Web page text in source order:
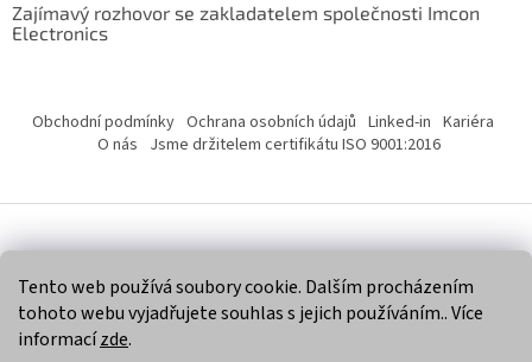
Tento web používá soubory cookie. Dalším procházením
tohoto webu vyjadřujete souhlas s jejich používáním.. Více
informacízde.
Zajímavý rozhovor se zakladatelem společnosti Imcon
Electronics
Obchodní podmínky Ochrana osobních údajů Linked-in Kariéra
O nás Jsme držitelem certifikátu ISO 9001:2016
Copyright 2026